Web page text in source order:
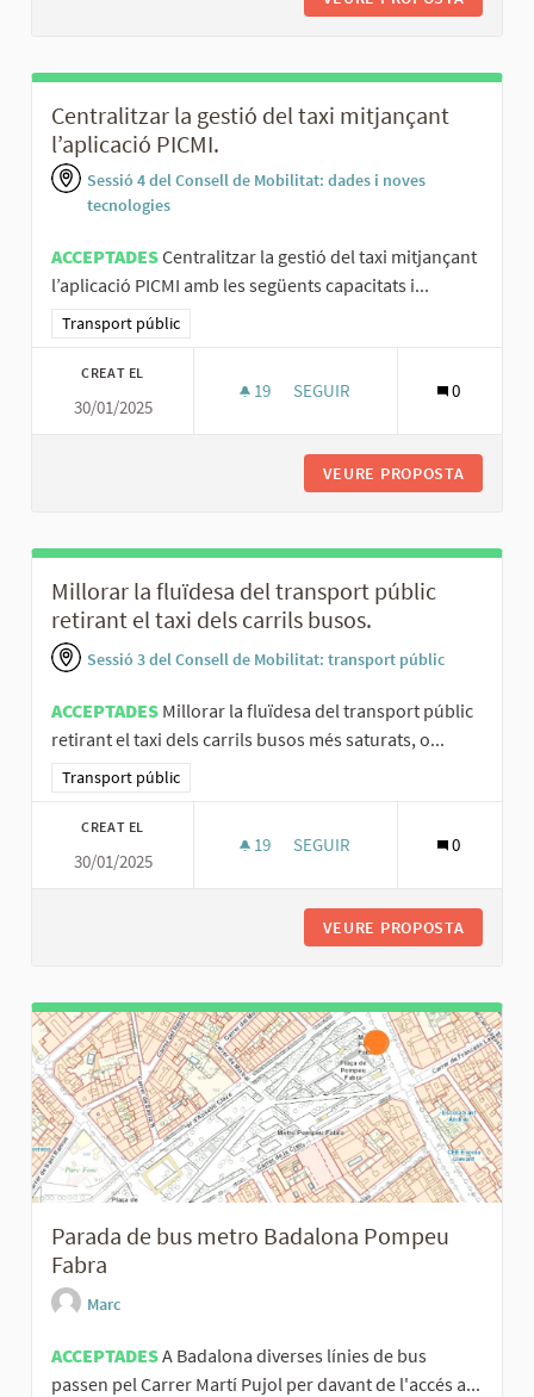
Centralitzar la gestió del taxi mitjançant
l’aplicació PICMI.
Sessió 4 del Consell de Mobilitat: dades i noves
tecnologies
ACCEPTADESCentralitzar la gestió del taxi mitjançant
l’aplicació PICMI amb les següents capacitats i...
Resultats al filtrar per la categoria: Transport públic
Transport públic
CREAT EL
30/01/2025
19 19 SEGUIDORES
SEGUIR 0
VEURE PROPOSTA
Millorar la fluïdesa del transport públic
retirant el taxi dels carrils busos.
Sessió 3 del Consell de Mobilitat: transport públic
ACCEPTADES Millorar la fluïdesa del transport públic
retirant el taxi dels carrils busos més saturats, o...
Resultats al filtrar per la categoria: Transport públic
Transport públic
CREAT EL
30/01/2025
19 19 SEGUIDORES
SEGUIR 0
VEURE PROPOSTA
Parada de bus metro Badalona Pompeu
Fabra
Marc
ACCEPTADESA Badalona diverses línies de bus
passen pel Carrer Martí Pujol per davant de l'accés a...